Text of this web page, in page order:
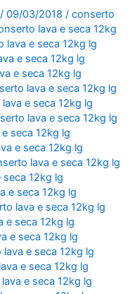
/09/03/2018 /conserto
lava e seca 12kg
lava e seca 12kg lg
e seca 12kg lg
e seca 12kg lg
lava e seca 12kg lg
e seca 12kg lg
lava e seca 12kg lg
seca 12kg lg
e seca 12kg lg
lava e seca 12kg lg
12kg lg
e seca 12kg lg
lava e seca 12kg lg
e seca 12kg lg
e seca 12kg lg
e seca 12kg lg
e seca 12kg lg
e seca 12kg lg